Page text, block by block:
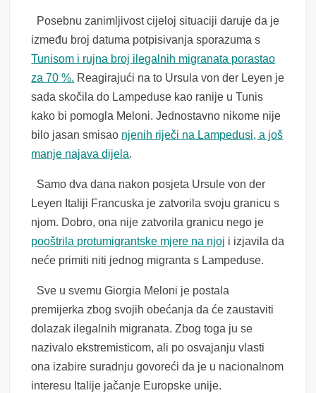
Posebnu zanimljivost cijeloj situaciji daruje da je
između broj datuma potpisivanja sporazuma s
Tunisom i rujna broj ilegalnih migranata porastao
za 70 %. Reagirajući na to Ursula von der Leyen je
sada skočila do Lampeduse kao ranije u Tunis
kako bi pomogla Meloni. Jednostavno nikome nije
bilo jasan smisao njenih riječi na Lampedusi, a još
manje najava dijela.
Samo dva dana nakon posjeta Ursule von der
Leyen Italiji Francuska je zatvorila svoju granicu s
njom. Dobro, ona nije zatvorila granicu nego je
pooštrila protumigrantske mjere na njoj i izjavila da
neće primiti niti jednog migranta s Lampeduse.
Sve u svemu Giorgia Meloni je postala
premijerka zbog svojih obećanja da će zaustaviti
dolazak ilegalnih migranata. Zbog toga ju se
nazivalo ekstremisticom, ali po osvajanju vlasti
ona izabire suradnju govoreći da je u nacionalnom
interesu Italije jačanje Europske unije.